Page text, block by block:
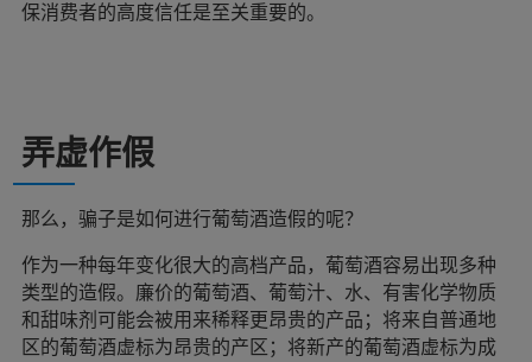
保消费者的高度信任是至关重要的。
弄虚作假
那么，骗子是如何进行葡萄酒造假的呢？
作为一种每年变化很大的高档产品，葡萄酒容易出现多种
类型的造假。廉价的葡萄酒、葡萄汁、水、有害化学物质
和甜味剂可能会被用来稀释更昂贵的产品；将来自普通地
区的葡萄酒虚标为昂贵的产区；将新产的葡萄酒虚标为成